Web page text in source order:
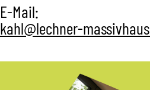
E-Mail:
kahl@lechner-